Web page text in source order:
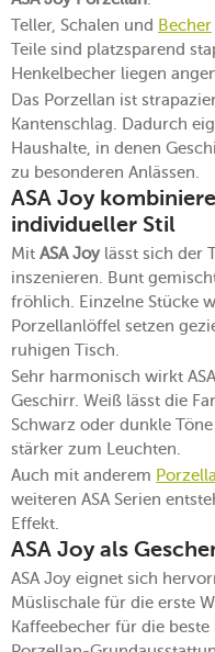
Teller, Schalen und Becher
Teile sind platzsparend
Henkelbecher liegen
Das Porzellan ist
Kantenschlag. Dadurch
Haushalte, in denen
zu besonderen Anlässen.
ASA Joy
individueller Stil
Mit ASA Joy lässt sich der
inszenieren. Bunt
fröhlich. Einzelne Stücke
Porzellanlöffel setzen
ruhigen Tisch.
Sehr harmonisch wirkt
Geschirr. Weiß lässt die
Schwarz oder dunkle
stärker zum Leuchten.
Auch mit anderem
weiteren ASA Serien
Effekt.
ASA Joy als
ASA Joy eignet sich
Müslischale für die erste
Kaffeebecher für die